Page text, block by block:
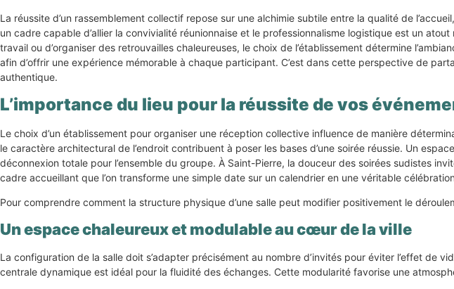
La réussite d’un rassemblement collectif repose sur une alchimie subtile entre la qualité de
un cadre capable d’allier la convivialité réunionnaise et le professionnalisme logistique est un
travail ou d’organiser des retrouvailles chaleureuses, le choix de l’établissement détermine
afin d’offrir une expérience mémorable à chaque participant. C’est dans cette perspective de
authentique.
L’importance du lieu pour la réussite de vos
Le choix d’un établissement pour organiser une réception collective influence de manière
le caractère architectural de l’endroit contribuent à poser les bases d’une soirée réussie. Un
déconnexion totale pour l’ensemble du groupe. À Saint-Pierre, la douceur des soirées sudistes
cadre accueillant que l’on transforme une simple date sur un calendrier en une véritable
Pour comprendre comment la structure physique d’une salle peut modifier positivement le
Un espace chaleureux et modulable au cœur de la ville
La configuration de la salle doit s’adapter précisément au nombre d’invités pour éviter l’effet de
centrale dynamique est idéal pour la fluidité des échanges. Cette modularité favorise une